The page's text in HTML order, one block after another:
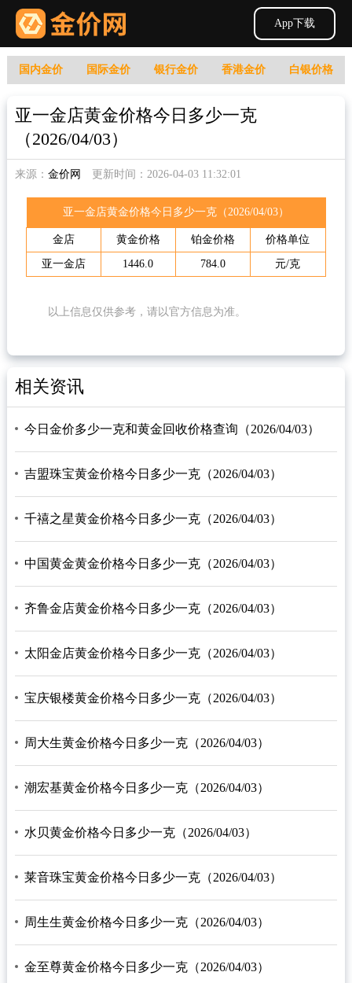
App下载
国内金价 国际金价 银行金价 香港金价 白银价格
亚一金店黄金价格今日多少一克
（2026/04/03）
来源： 金价网 更新时间：2026-04-03 11:32:01
亚一金店黄金价格今日多少一克（2026/04/03）
金店 黄金价格 铂金价格 价格单位
亚一金店 1446.0 784.0 元/克
以上信息仅供参考，请以官方信息为准。
相关资讯
今日金价多少一克和黄金回收价格查询（2026/04/03）
吉盟珠宝黄金价格今日多少一克（2026/04/03）
千禧之星黄金价格今日多少一克（2026/04/03）
中国黄金黄金价格今日多少一克（2026/04/03）
齐鲁金店黄金价格今日多少一克（2026/04/03）
太阳金店黄金价格今日多少一克（2026/04/03）
宝庆银楼黄金价格今日多少一克（2026/04/03）
周大生黄金价格今日多少一克（2026/04/03）
潮宏基黄金价格今日多少一克（2026/04/03）
水贝黄金价格今日多少一克（2026/04/03）
莱音珠宝黄金价格今日多少一克（2026/04/03）
周生生黄金价格今日多少一克（2026/04/03）
金至尊黄金价格今日多少一克（2026/04/03）